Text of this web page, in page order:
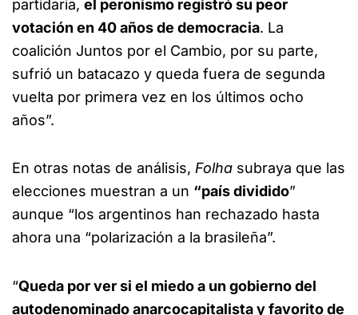
partidaria, el peronismo registró su peor
votación en 40 años de democracia. La
coalición Juntos por el Cambio, por su parte,
sufrió un batacazo y queda fuera de segunda
vuelta por primera vez en los últimos ocho
años”.
En otras notas de análisis, Folha subraya que las
elecciones muestran a un “país dividido”
aunque “los argentinos han rechazado hasta
ahora una “polarización a la brasileña”.
“Queda por ver si el miedo a un gobierno del
autodenominado anarcocapitalista y favorito de